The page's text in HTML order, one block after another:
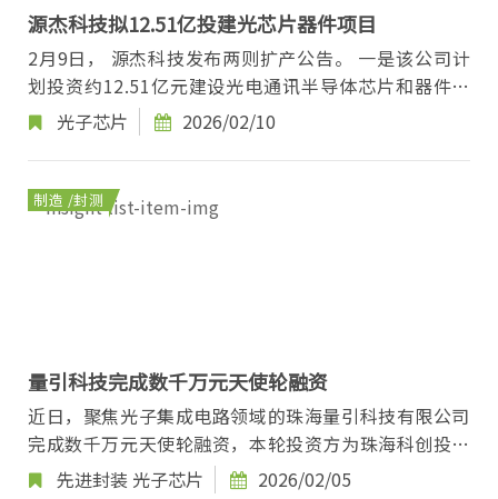
源杰科技拟12.51亿投建光芯片器件项目
2月9日， 源杰科技发布两则扩产公告。 一是该公司计
划投资约12.51亿元建设光电通讯半导体芯片和器件研
发生产基地二期项目。项目位于陕西省西咸新区...
光子芯片 2026/02/10
制造 /封测
量引科技完成数千万元天使轮融资
近日，聚焦光子集成电路领域的珠海量引科技有限公司
完成数千万元天使轮融资，本轮投资方为珠海科创投。
量引科技成立于2024年，致力于硅光子传输芯...
先进封装 光子芯片 2026/02/05